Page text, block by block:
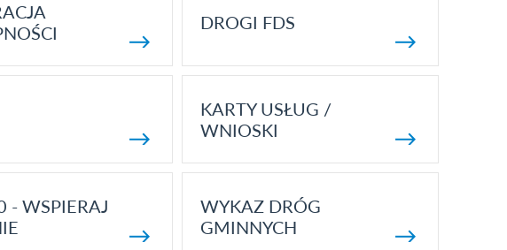
DROGI FDS
KARTY USŁUG /
WNIOSKI
- WSPIERAJ
WYKAZ DRÓG
GMINNYCH